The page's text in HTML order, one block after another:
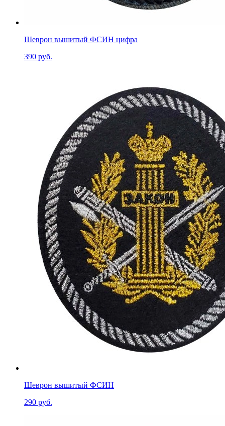
Шеврон вышитый ФСИН цифра
390 руб.
Шеврон вышитый ФСИН
290 руб.